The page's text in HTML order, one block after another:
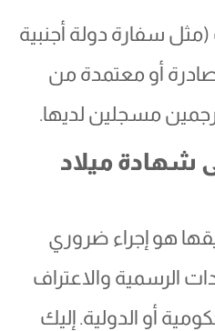
سفارة دولة أجنبية
أو معتمدة من
مسجلين لديها.
شهادة ميلاد
هو إجراء ضروري
الرسمية والاعتراف
أو الدولية. إليك